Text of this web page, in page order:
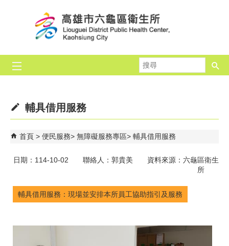
尋
輔具借用服務
首頁 便民服務 無障礙服務專區 輔具借用服務
日期：114-10-02 聯絡人：郭貴美 資料來源：六龜區衛生
所
輔具借用服務：現場並安排本所員工協助指引及服務